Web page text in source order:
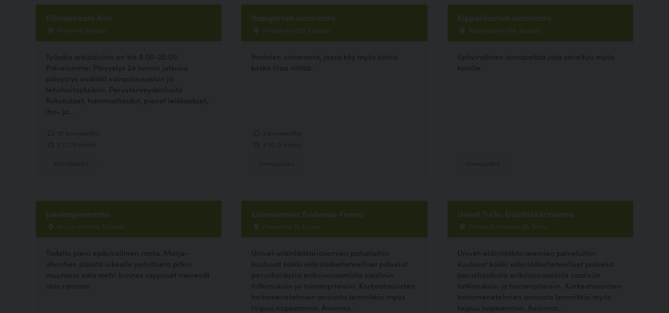
Eläinsairaala Aisti
Virtatie 9, Vantaa
Työaika arkipäivisin on klo 8.00-20.00.
Palvelumme: Päivystys 24 tunnin jatkuva
päivystys sisältää sairaalaosaston ja
tehohoitoyksikön. Perusterveydenhoito
Rokotukset, hammashoidot, pienet leikkaukset,
iho- ja...
Rapojärven uimaranta
Mikkelintie 565, Kouvola
Ihmisten uimaranta, jossa käy myös koiria
koska tilaa riittää.
Kipparilantien uimaranta
Kipparilantie 914, Kouvola
Epävirallinen uimapaikka joka soveltuu myös
koirille.
Jokelanjoenranta
Marja-ahontie, Kouvola
Todella pieni epävirallinen ranta. Marja-
ahontien päästä oikealle pyörätietä pitkin
muutama sata metri kunnes rappuset menevät
alas rantaan.
Eläinsairaala Evidensia Finnoo
Finnoontie 31, Espoo
Univet-eläinlääkäriasemien palveluihin
kuuluvat kaikki eläinlääketieteelliset palvelut
perushoidosta erikoisosaamista vaativiin
tutkimuksiin ja toimenpiteisiin. Korkeatasoisten
hoitomenetelmien ansiosta lemmikkisi myös
toipuu nopeammin. Avoinna...
Univet Turku Eläinlääkäriasema
Itäinen Rantakatu 66, Turku
Univet-eläinlääkäriasemien palveluihin
kuuluvat kaikki eläinlääketieteelliset palvelut
perushoidosta erikoisosaamista vaativiin
tutkimuksiin ja toimenpiteisiin. Korkeatasoisten
hoitomenetelmien ansiosta lemmikkisi myös
toipuu nopeammin. Avoinna:...